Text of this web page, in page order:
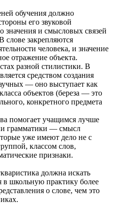
обучения должно
его звуковой
значения и смысловых связей
слове закрепляются
человека, и значение
отражение объекта.
разной стилистики. В
средством создания
— оно выступает как
объектов (береза — это
конкретного предмета
помогает учащимся лучше
грамматики — смысл
уже имеют дело не с
классом слов,
признаки.
должна искать
в школьную практику более
о слове, чем это